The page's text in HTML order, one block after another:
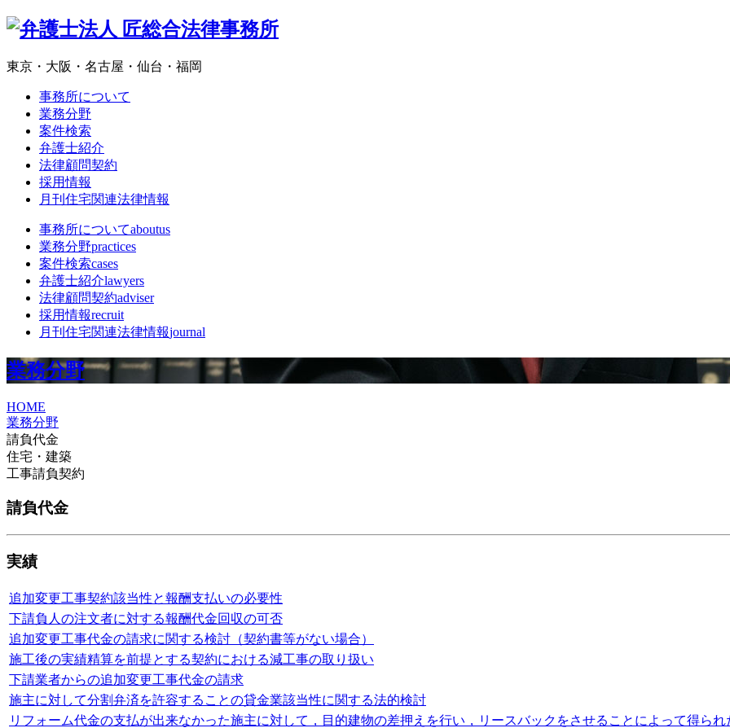
東京・大阪・名古屋・仙台・福岡
事務所について
業務分野
案件検索
弁護士紹介
法律顧問契約
採用情報
月刊住宅関連法律情報
事務所についてaboutus
業務分野practices
案件検索cases
弁護士紹介lawyers
法律顧問契約adviser
採用情報recruit
月刊住宅関連法律情報journal
業務分野
HOME
業務分野
請負代金
住宅・建築
工事請負契約
請負代金
実績
追加変更工事契約該当性と報酬支払いの必要性
下請負人の注文者に対する報酬代金回収の可否
追加変更工事代金の請求に関する検討（契約書等がない場合）
施工後の実績精算を前提とする契約における減工事の取り扱い
下請業者からの追加変更工事代金の請求
施主に対して分割弁済を許容することの貸金業該当性に関する法的検討
リフォーム代金の支払が出来なかった施主に対して，目的建物の差押えを行い，リースバックをさせることによって得ら